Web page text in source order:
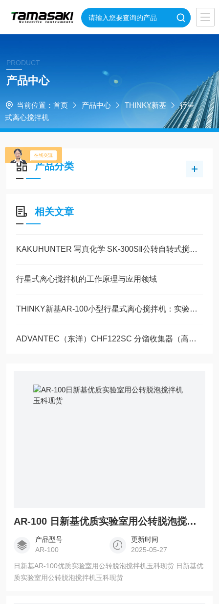
PRODUCT
产品中心
当前位置： 首页 产品中心 THINKY新基
行星
式离心搅拌机
产品分类
相关文章
KAKUHUNTER 写真化学 SK-300SⅡ公转自转式搅拌脱泡装置玉崎科学原装现货
行星式离心搅拌机的工作原理与应用领域
THINKY新基AR-100小型行星式离心搅拌机：实验室材料混合的精密设备
ADVANTEC（东洋）CHF122SC 分馏收集器（高功能型）玉科原装现货
AR-100 日新基优质实验室用公转脱泡搅拌机玉科现货
产品型号
AR-100
更新时间
2025-05-27
日新基AR-100优质实验室用公转脱泡搅拌机玉科现货 日新基优
质实验室用公转脱泡搅拌机玉科现货